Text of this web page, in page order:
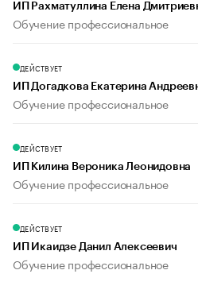
ИП Рахматуллина Елена
Обучение профессиональное
ДЕЙСТВУЕТ
ИП Догадкова Екатерина
Обучение профессиональное
ДЕЙСТВУЕТ
ИП Килина Вероника Леонидовна
Обучение профессиональное
ДЕЙСТВУЕТ
ИП Икаидзе Данил Алексеевич
Обучение профессиональное